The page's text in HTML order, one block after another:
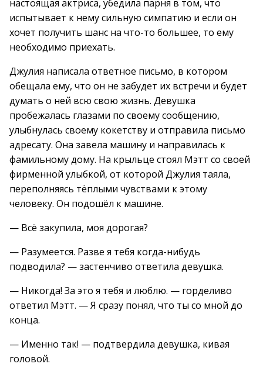
настоящая актриса, убедила парня в том, что
испытывает к нему сильную симпатию и если он
хочет получить шанс на что-то большее, то ему
необходимо приехать.
Джулия написала ответное письмо, в котором
обещала ему, что он не забудет их встречи и будет
думать о ней всю свою жизнь. Девушка
пробежалась глазами по своему сообщению,
улыбнулась своему кокетству и отправила письмо
адресату. Она завела машину и направилась к
фамильному дому. На крыльце стоял Мэтт со своей
фирменной улыбкой, от которой Джулия таяла,
переполняясь тёплыми чувствами к этому
человеку. Он подошёл к машине.
— Всё закупила, моя дорогая?
— Разумеется. Разве я тебя когда-нибудь
подводила? — застенчиво ответила девушка.
— Никогда! За это я тебя и люблю. — горделиво
ответил Мэтт. — Я сразу понял, что ты со мной до
конца.
— Именно так! — подтвердила девушка, кивая
головой.